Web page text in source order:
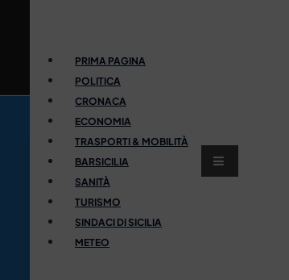
PRIMA PAGINA
POLITICA
CRONACA
ECONOMIA
TRASPORTI & MOBILITÀ
BARSICILIA
SANITÀ
TURISMO
SINDACI DI SICILIA
METEO